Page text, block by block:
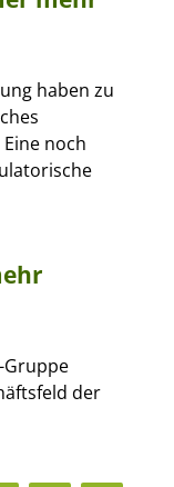
haben zu
noch
Gruppe
der